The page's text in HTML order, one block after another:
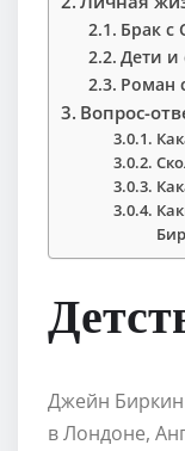
Брак с
Дети и
Роман
Вопрос-
Джейн Биркин
в Лондоне,